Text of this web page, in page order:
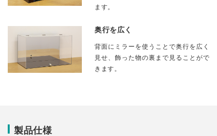
ます。
奥行を広く
背面にミラーを使うことで奥行を広く
見せ、飾った物の裏まで見ることがで
きます。
製品仕様